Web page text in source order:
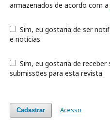
armazenados de acordo com a
e notícias.
submissões para esta revista.
Cadastrar Acesso